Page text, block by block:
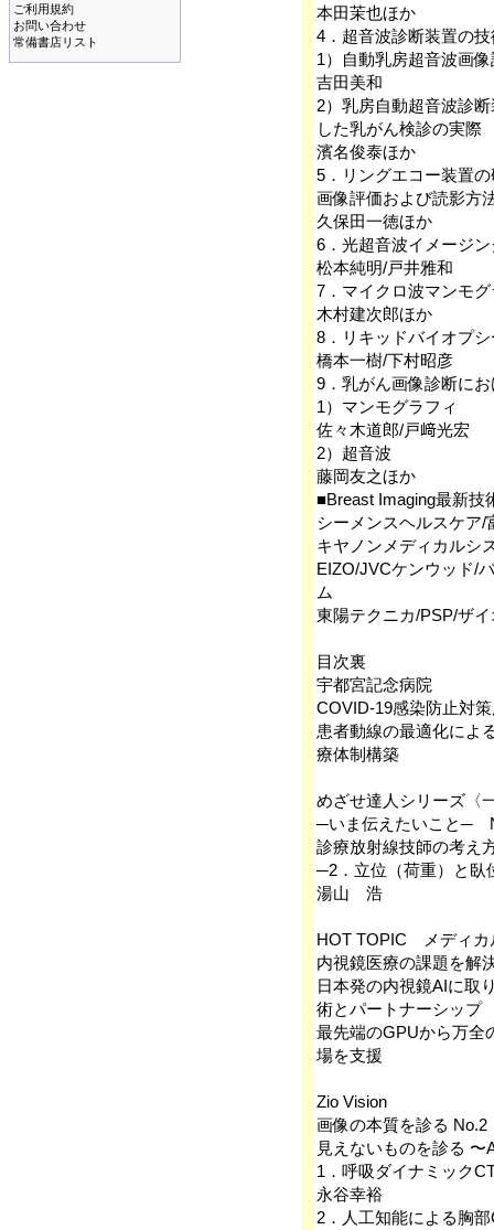
ご利用規約
お問い合わせ
常備書店リスト
本田茉也ほか
4．超音波診断装置の
1）自動乳房超音波画
吉田美和
2）乳房自動超音波診
した乳がん検診の実際
濱名俊泰ほか
5．リングエコー装置
画像評価および読影方
久保田一徳ほか
6．光超音波イメージ
松本純明/戸井雅和
7．マイクロ波マンモ
木村建次郎ほか
8．リキッドバイオプ
橋本一樹/下村昭彦
9．乳がん画像診断に
1）マンモグラフィ
佐々木道郎/戸﨑光宏
2）超音波
藤岡友之ほか
■Breast Imaging最新技
シーメンスヘルスケア/
キヤノンメディカルシ
EIZO/JVCケンウッド/
ム
東陽テクニカ/PSP/ザ
目次裏
宇都宮記念病院
COVID-19感染防止対
患者動線の最適化によ
療体制構築
めざせ達人シリーズ〈
─いま伝えたいこと─
診療放射線技師の考え
─2．立位（荷重）と臥
湯山 浩
HOT TOPIC メディカ
内視鏡医療の課題を解
日本発の内視鏡AIに取
術とパートナーシップ
最先端のGPUから万全
場を支援
Zio Vision
画像の本質を診る No.2
見えないものを診る
1．呼吸ダイナミック
永谷幸裕
2．人工知能による胸